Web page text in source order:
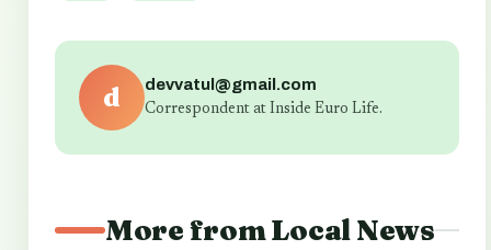
d devvatul@gmail.com
Correspondent at Inside Euro Life.
More from Local News